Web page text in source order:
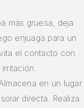
más gruesa, deja
enjuaga para un
el contacto con
en un lugar
directa. Realiza